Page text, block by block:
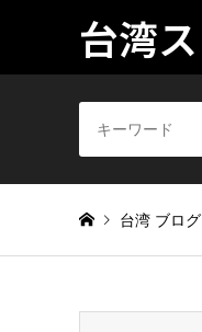
台湾
台湾 ブログ